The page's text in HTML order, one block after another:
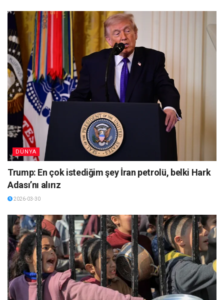
DÜNYA
Trump: En çok istediğim şey İran petrolü, belki Hark
Adası’nı alırız
2026-03-30